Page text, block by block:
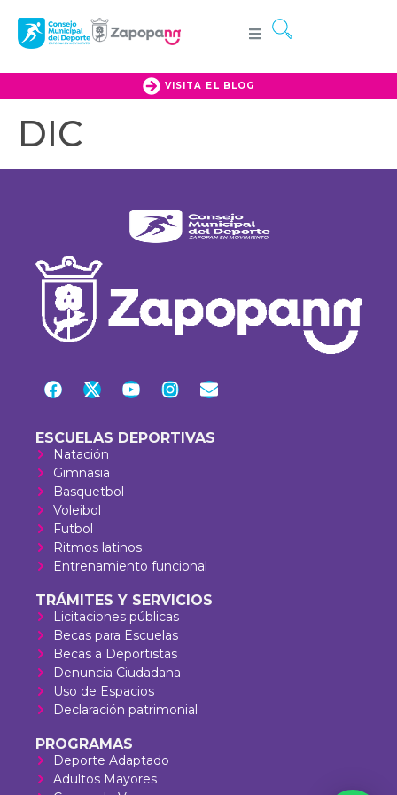
VISITA EL BLOG
DIC
ESCUELAS DEPORTIVAS
Natación
Gimnasia
Basquetbol
Voleibol
Futbol
Ritmos latinos
Entrenamiento funcional
TRÁMITES Y SERVICIOS
Licitaciones públicas
Becas para Escuelas
Becas a Deportistas
Denuncia Ciudadana
Uso de Espacios
Declaración patrimonial
PROGRAMAS
Deporte Adaptado
Adultos Mayores